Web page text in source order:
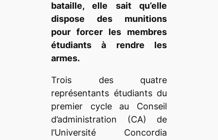
bataille, elle sait qu’elle
dispose des munitions
pour forcer les membres
étudiants à rendre les
armes.
Trois des quatre
représentants étudiants du
premier cycle au Conseil
d’administration (CA) de
l’Université Concordia